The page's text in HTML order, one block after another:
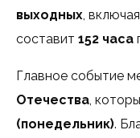
выходных,
составит 152 часа
Главное событие
Отечества,
(понедельник).